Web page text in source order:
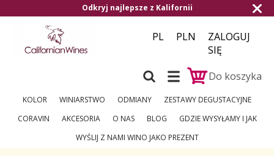
Darmowa dostawa od 1.500,- do Czech
PL PLN
ZALOGUJ
SIĘ
Do koszyka
KOLOR WINIARSTWO ODMIANY
ZESTAWY DEGUSTACYJNE
CORAVIN
AKCESORIA O NAS BLOG
GDZIE WYSYŁAMY I JAK
WYŚLIJ Z NAMI WINO JAKO PREZENT